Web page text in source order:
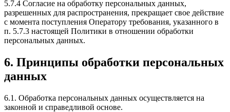
5.7.4 Согласие на обработку персональных данных,
разрешенных для распространения, прекращает свое действие
с момента поступления Оператору требования, указанного в
п. 5.7.3 настоящей Политики в отношении обработки
персональных данных.
6. Принципы обработки персональных
данных
6.1. Обработка персональных данных осуществляется на
законной и справедливой основе.